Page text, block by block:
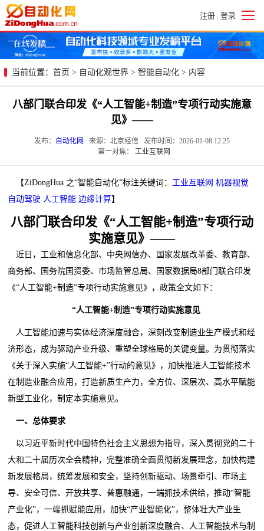
注册 | 登录
当前位置： 首页 > 自动化观世界 > 智能自动化 > 内容
八部门联合印发《“人工智能+制造”专项行动实施意
见》——
发布： 自动化网
来源：北京经信 发布时间：2026-01-08 12:25
第一对焦：
工业互联网
【ZiDongHua 之“智能自动化”标注关键词： 工业互联网 机器视觉
自动驾驶 人工智能 边缘计算】
八部门联合印发《“人工智能+制造”专项行动
实施意见》——
近日，工业和信息化部、中央网信办、国家发展改革委、教育部、
商务部、国务院国资委、市场监管总局、国家数据局8部门联合印发
《“人工智能+制造”专项行动实施意见》，政策全文如下：
“人工智能+制造”专项行动实施意见
人工智能加速与实体经济深度融合，深刻改变制造业生产模式和经
济形态，成为驱动产业升级、重塑全球格局的关键变量。为贯彻落实
《关于深入实施“人工智能+”行动的意见》，加快推进人工智能技术
在制造业融合应用，打造新质生产力，全方位、深层次、高水平赋能
新型工业化，制定本实施意见。
一、总体要求
以习近平新时代中国特色社会主义思想为指导，深入贯彻党的二十
大和二十届历次全会精神，完整准确全面贯彻新发展理念，加快构建
新发展格局，统筹发展和安全，坚持创新驱动、场景牵引、市场主
导、安全可信、开放共享、普惠融通，一端抓技术供给，推动“智能
产业化”，一端抓赋能应用，加快“产业智能化”，整体壮大产业生
态，促进人工智能科技创新与产业创新深度融合、人工智能技术与制